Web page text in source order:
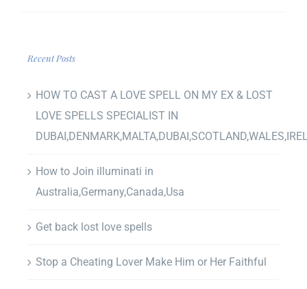
Recent Posts
HOW TO CAST A LOVE SPELL ON MY EX & LOST
LOVE SPELLS SPECIALIST IN
How to Join illuminati in
Australia,Germany,Canada,Usa
Get back lost love spells
Stop a Cheating Lover Make Him or Her Faithful